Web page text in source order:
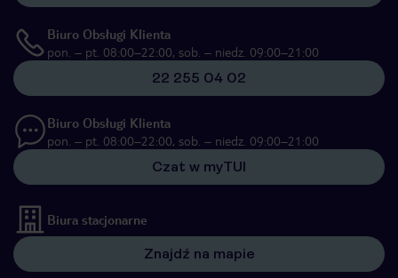
Biuro Obsługi Klienta
pon. – pt. 08:00–22:00, sob. – niedz. 09:00–21:00
22 255 04 02
Biuro Obsługi Klienta
pon. – pt. 08:00–22:00, sob. – niedz. 09:00–21:00
Czat w myTUI
Biura stacjonarne
Znajdź na mapie